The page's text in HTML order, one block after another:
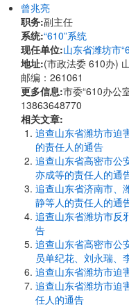
曾兆亮
职务:副主任
系统:“610”系统
现任单位:山东省潍坊市
地址:(市政法委 610办)
邮编：261061
更多信息:市委“610办公
13863648770
相关文章:
追查山东省潍坊市迫
的责任人的通告
追查山东省高密市公
亦成等的责任人的通
追查山东省济南市、
静等人的责任人的通
追查山东省潍坊市反
告
追查山东省高密市公
员单纪花、刘永瑞、
追查山东省潍坊市迫
追查山东省潍坊市迫
任人的通告